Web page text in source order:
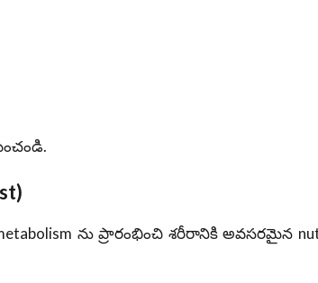
ను ప్రారంభించి శరీరానికి అవసరమైన